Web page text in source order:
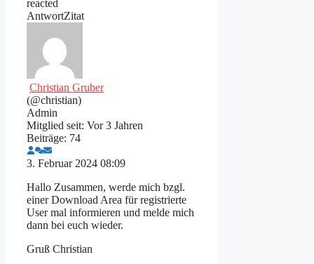
reacted
AntwortZitat
Christian Gruber
(@christian)
Admin
Mitglied seit: Vor 3 Jahren
Beiträge: 74
3. Februar 2024 08:09
Hallo Zusammen, werde mich bzgl.
einer Download Area für registrierte
User mal informieren und melde mich
dann bei euch wieder.
Gruß Christian